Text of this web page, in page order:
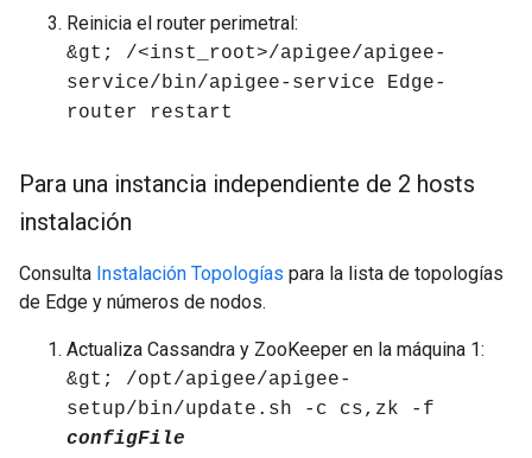
Reinicia el router perimetral:
&gt; /<inst_root>/apigee/apigee-
service/bin/apigee-service Edge-
router restart
Para una instancia independiente de 2 hosts
instalación
Consulta Instalación Topologías para la lista de topologías
de Edge y números de nodos.
Actualiza Cassandra y ZooKeeper en la máquina 1:
&gt; /opt/apigee/apigee-
setup/bin/update.sh -c cs,zk -f
configFile